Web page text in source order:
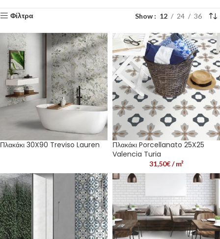
Show 12 24 36
Πλακάκι 30X90 Treviso Lauren
Πλακάκι Porcellanato 25X25
Valencia Turia
31,50€/ m²